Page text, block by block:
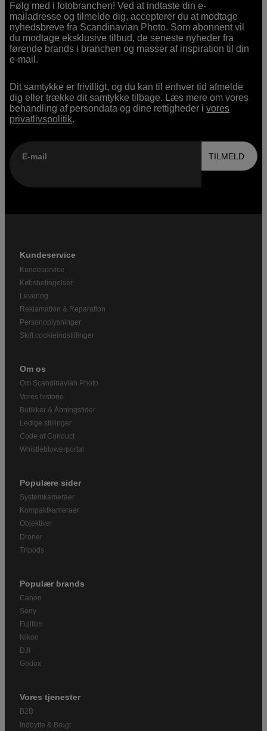
Følg med i fotobranchen! Ved at indtaste din e-
mailadresse og tilmelde dig, accepterer du at modtage
nyhedsbreve fra Scandinavian Photo. Som abonnent vil
du modtage eksklusive tilbud, de seneste nyheder fra
førende brands i branchen og masser af inspiration til din
e-mail.
Dit samtykke er frivilligt, og du kan til enhver tid afmelde
dig eller trække dit samtykke tilbage. Læs mere om vores
behandling af persondata og dine rettigheder ivores
privatlivspolitik.
E-mail TILMELD
Kundeservice
Kundeservice
Købsbetingelser
Levering
Reklamation & Reparation
Personoplysninger
Skift cookieindstillinger
Om os
Om Scandinavian Photo
Vores historie
Butikker & Åbningstider
Ledige stillinger
Code of Conduct
Whistleblowerportal
Populære sider
Systemkameraer
Kompaktkameraer
Objektiver
Droner
Tripods
Populær brands
Canon
Sony
Fujifilm
Nikon
DJI
Godox
Vores tjenester
B2B
Indbytte & Brugt